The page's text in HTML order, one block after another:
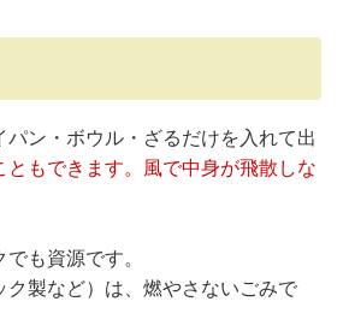
ン・ボウル・ざるだけを入れて出
もできます。風で中身が飛散しな
も資源です。
製など）は、燃やさないごみで